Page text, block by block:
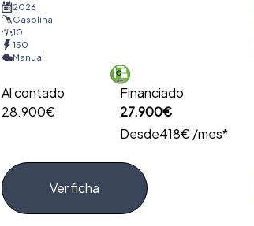
2026
Gasolina
10
150
Manual
Al contado
28.900€
Financiado
27.900€
Desde418€ /mes*
Ver ficha